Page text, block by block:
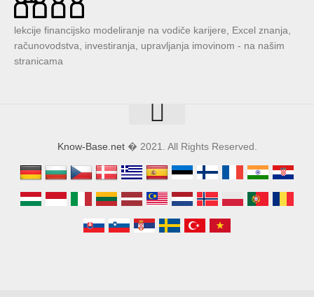
lekcije financijsko modeliranje na vodiče karijere, Excel znanja,
računovodstva, investiranja, upravljanja imovinom - na našim
stranicama
Know-Base.net� 2021. All Rights Reserved.